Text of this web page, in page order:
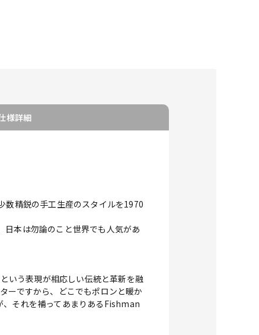
様詳細
数精鋭の手工生産のスタイルを1970
本は勿論のこと世界でも人気があ
いう表現が相応しい伝統と革新を融
ーですから、どこでもポロンと暖か
、それを補ってあまりあるFishman